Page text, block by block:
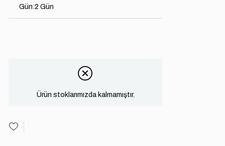
Gün:2 Gün
Ürün stoklarımızda kalmamıştır.